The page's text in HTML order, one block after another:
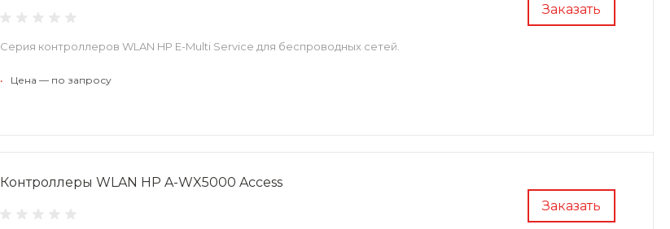
Заказать
Серия контроллеров WLAN HP E-Multi Service для беспроводных сетей.
• Цена — по запросу
Заказать
Контроллеры WLAN HP A-WX5000 Access